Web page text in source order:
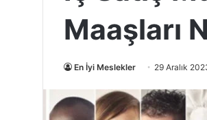
Maaşları
En İyi Meslekler 29 Aralık